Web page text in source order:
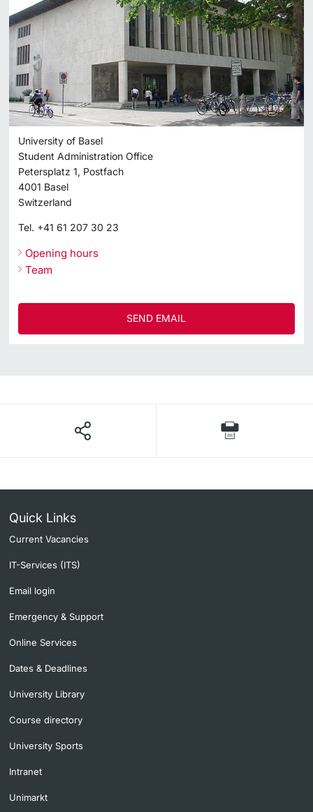
University of Basel
Student Administration Office
Petersplatz 1, Postfach
4001 Basel
Switzerland
Tel. +41 61 207 30 23
Opening hours
Team
SEND EMAIL
Quick Links
Current Vacancies
IT-Services (ITS)
Email login
Emergency & Support
Online Services
Dates & Deadlines
University Library
Course directory
University Sports
Intranet
Unimarkt